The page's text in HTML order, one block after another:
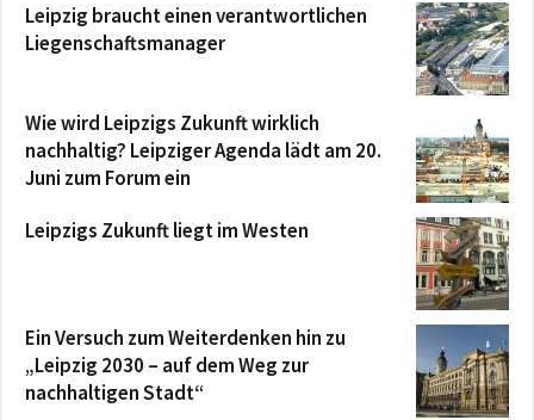
Leipzig braucht einen verantwortlichen
Liegenschaftsmanager
Wie wird Leipzigs Zukunft wirklich
nachhaltig? Leipziger Agenda lädt am 20.
Juni zum Forum ein
Leipzigs Zukunft liegt im Westen
Ein Versuch zum Weiterdenken hin zu
„Leipzig 2030 – auf dem Weg zur
nachhaltigen Stadt“